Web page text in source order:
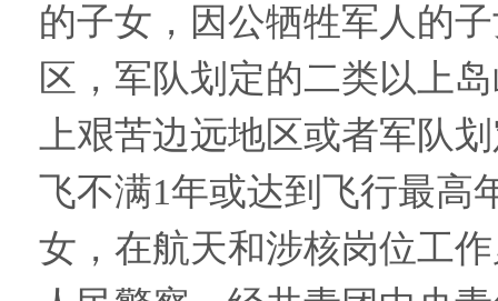
的子女，因公牺牲军人的
区，军队划定的二类以上
上艰苦边远地区或者军队
飞不满1年或达到飞行最高
女，在航天和涉核岗位工